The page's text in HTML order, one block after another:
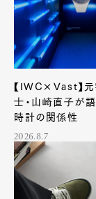
【IWC×Vast】
士・山崎直子が語
時計の関係性
2026.8.7